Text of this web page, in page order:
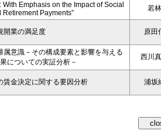
Emphasis on the Impact of Social
Retirement Payments”
若
開業の満足度 原田
属意識－その構成要素と影響を与える
についての実証分析－
西川
賃金決定に関する要因分析 浦坂